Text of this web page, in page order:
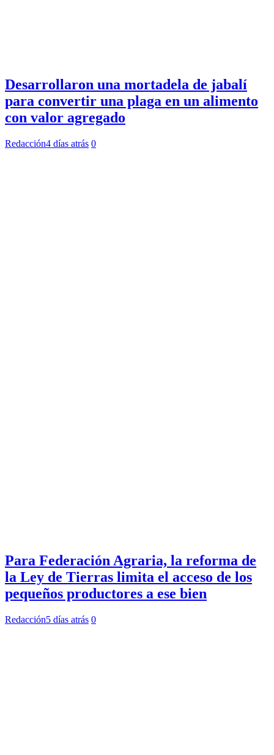
Desarrollaron una mortadela de jabalí
para convertir una plaga en un alimento
con valor agregado
Redacción4 días atrás 0
Para Federación Agraria, la reforma de
la Ley de Tierras limita el acceso de los
pequeños productores a ese bien
Redacción5 días atrás 0